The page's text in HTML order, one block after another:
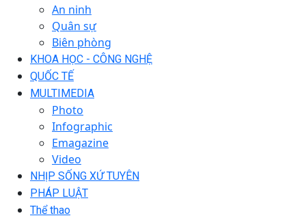
An ninh
Quân sự
Biên phòng
KHOA HỌC - CÔNG NGHỆ
QUỐC TẾ
MULTIMEDIA
Photo
Infographic
Emagazine
Video
NHỊP SỐNG XỨ TUYÊN
PHÁP LUẬT
Thể thao